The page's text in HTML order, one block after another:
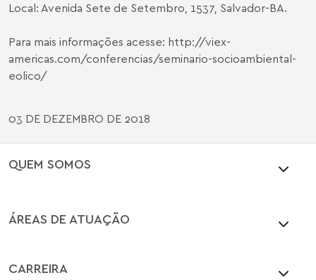
Local: Avenida Sete de Setembro, 1537, Salvador-BA.
Para mais informações acesse: http://viex-
americas.com/conferencias/seminario-socioambiental-
eolico/
03 DE DEZEMBRO DE 2018
QUEM SOMOS
ÁREAS DE ATUAÇÃO
CARREIRA